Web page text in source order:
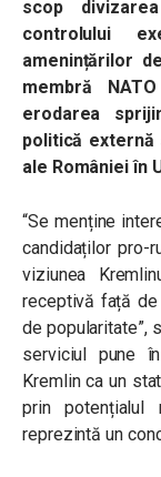
scop
controlului
amenințărilor
membră
erodarea
politică
ale României în
“Se menține
candidaților pro-
viziunea
receptivă față
de popularitate”,
serviciul pune
Kremlin ca un
prin potențialul
reprezintă un